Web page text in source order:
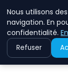
Nous utilisons
navigation. En
confidentialité.
Refuser